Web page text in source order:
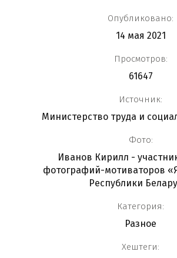
Опубликовано:
14 мая 2021
Просмотров:
61647
Источник:
Министерство труда и
Фото:
Иванов Кирилл -
фотографий-мотиваторов
Республики
Категория:
Разное
Хештеги: